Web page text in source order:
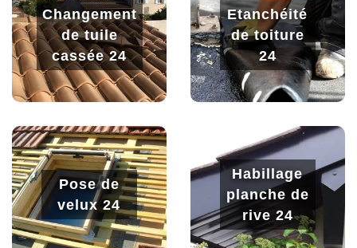
Changement
de tuile
cassée 24
Etanchéité
de toiture
24
Pose de
velux 24
Habillage
planche de
rive 24